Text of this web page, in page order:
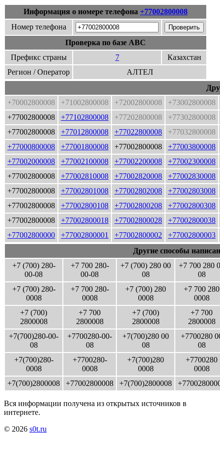
Информация о номере телефона +77002800008
Номер телефона
Проверка по базе ABC
Префикс страны
7
Казахстан
Регион / Оператор
АЛТЕЛ
+70002800008
+71002800008 +72002800008
+73002800008
+77002800008
+77102800008 +77202800008
+77302800008
+77002800008
+77012800008 +77022800008
+77032800008
+77000800008
+77001800008 +77002800008
+77003800008
+77002000008
+77002100008 +77002200008
+77002300008
+77002800008
+77002810008 +77002820008
+77002830008
+77002800008
+77002801008 +77002802008
+77002803008
+77002800008
+77002800108 +77002800208
+77002800308
+77002800008
+77002800018 +77002800028
+77002800038
+77002800000
+77002800001 +77002800002
+77002800003
Другие способы
+7 (700) 280-
00-08
+7 700 280-
00-08
+7 (700) 280 00
08
+7 700 280
08
+7 (700) 280-
0008
+7 700 280-
0008
+7 (700) 280
0008
+7 700 280
0008
+7 (700)
2800008
+7 700
2800008
+7 (700)
2800008
+7 700
2800008
+7(700)280-00-
08
+7700280-00-
08
+7(700)280 00
08
+7700280
08
+7(700)280-
0008
+7700280-
0008
+7(700)280
0008
+7700280
0008
+7(700)2800008
+77002800008 +7(700)2800008
Вся информации получена из открытых источников в
интернете.
© 2026 s0t.ru